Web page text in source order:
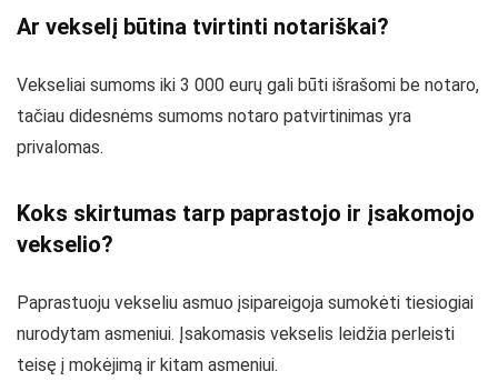
Ar vekselį būtina tvirtinti notariškai?
Vekseliai sumoms iki 3 000 eurų gali būti išrašomi be notaro,
tačiau didesnėms sumoms notaro patvirtinimas yra
privalomas.
Koks skirtumas tarp paprastojo ir įsakomojo
vekselio?
Paprastuoju vekseliu asmuo įsipareigoja sumokėti tiesiogiai
nurodytam asmeniui. Įsakomasis vekselis leidžia perleisti
teisę į mokėjimą ir kitam asmeniui.